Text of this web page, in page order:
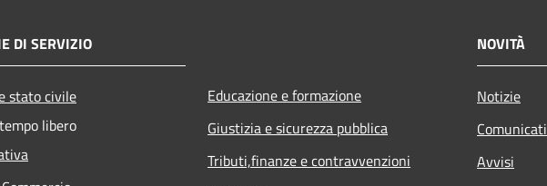
DI SERVIZIO
stato civile
libero
Educazione e formazione
Giustizia e sicurezza pubblica
Tributi,finanze e contravvenzioni
NOVITÀ
Notizie
Comunicati
Avvisi